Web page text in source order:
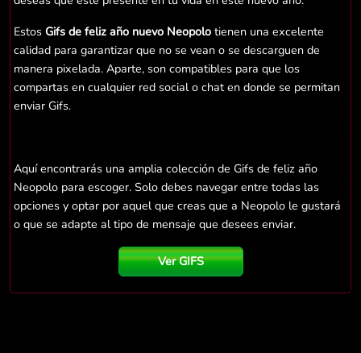
Estos Gifs de feliz año nuevo Neopolo tienen una excelente
calidad para garantizar que no se vean o se descarguen de
manera pixelada. Aparte, son compatibles para que los
compartas en cualquier red social o chat en donde se permitan
enviar Gifs.
Aquí encontrarás una amplia colección de Gifs de feliz año
Neopolo para escoger. Solo debes navegar entre todas las
opciones y optar por aquel que creas que a Neopolo le gustará
o que se adapte al tipo de mensaje que desees enviar.
Ver GIFS